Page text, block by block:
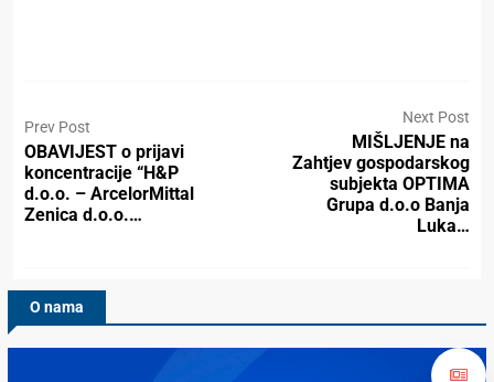
Prev Post
OBAVIJEST o prijavi
koncentracije “H&P
d.o.o. – ArcelorMittal
Zenica d.o.o.…
Next Post
MIŠLJENJE na
Zahtjev gospodarskog
subjekta OPTIMA
Grupa d.o.o Banja
Luka…
O nama